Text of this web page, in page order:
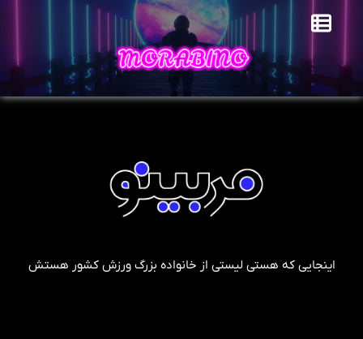
اینجایی که هستی لیستی از خانواده بزرگ ورزش کشور هستش